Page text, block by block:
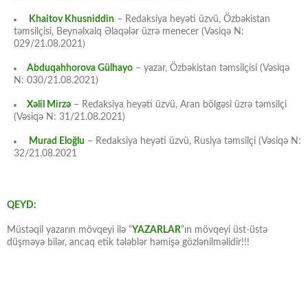
Khaitov Khusniddin – Redaksiya heyəti üzvü, Özbəkistan
təmsilçisi, Beynəlxalq Əlaqələr üzrə menecer (Vəsiqə N:
029/21.08.2021)
Abduqahhorova Gülhayo – yazar, Özbəkistan təmsilçisi (Vəsiqə
N: 030/21.08.2021)
Xəlil Mirzə – Redaksiya heyəti üzvü, Aran bölgəsi üzrə təmsilçi
(Vəsiqə N: 31/21.08.2021)
Murad Eloğlu – Redaksiya heyəti üzvü, Rusiya təmsilçi (Vəsiqə N:
32/21.08.2021
QEYD:
Müstəqil yazarın mövqeyi ilə “YAZARLAR“ın mövqeyi üst-üstə
düşməyə bilər, ancaq etik tələblər həmişə gözlənilməlidir!!!